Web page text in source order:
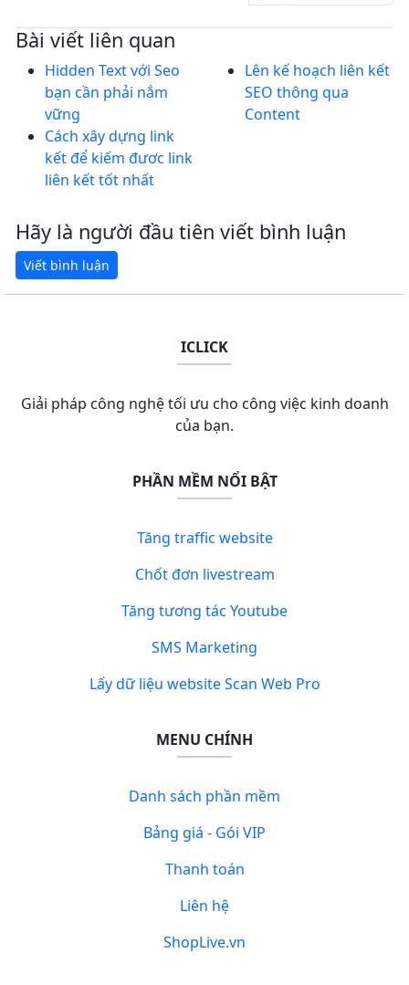
Bài viết liên quan
Hidden Text với Seo
bạn cần phải nắm
vững
Cách xây dựng link
kết để kiếm đươc link
liên kết tốt nhất
Lên kế hoạch liên kết
SEO thông qua
Content
Hãy là người đầu tiên viết bình luận
ICLICK
Giải pháp công nghệ tối ưu cho công việc kinh doanh
của bạn.
PHẦN MỀM NỔI BẬT
Tăng traffic website
Chốt đơn livestream
Tăng tương tác Youtube
SMS Marketing
Lấy dữ liệu website Scan Web Pro
MENU CHÍNH
Danh sách phần mềm
Bảng giá - Gói VIP
Thanh toán
Liên hệ
ShopLive.vn